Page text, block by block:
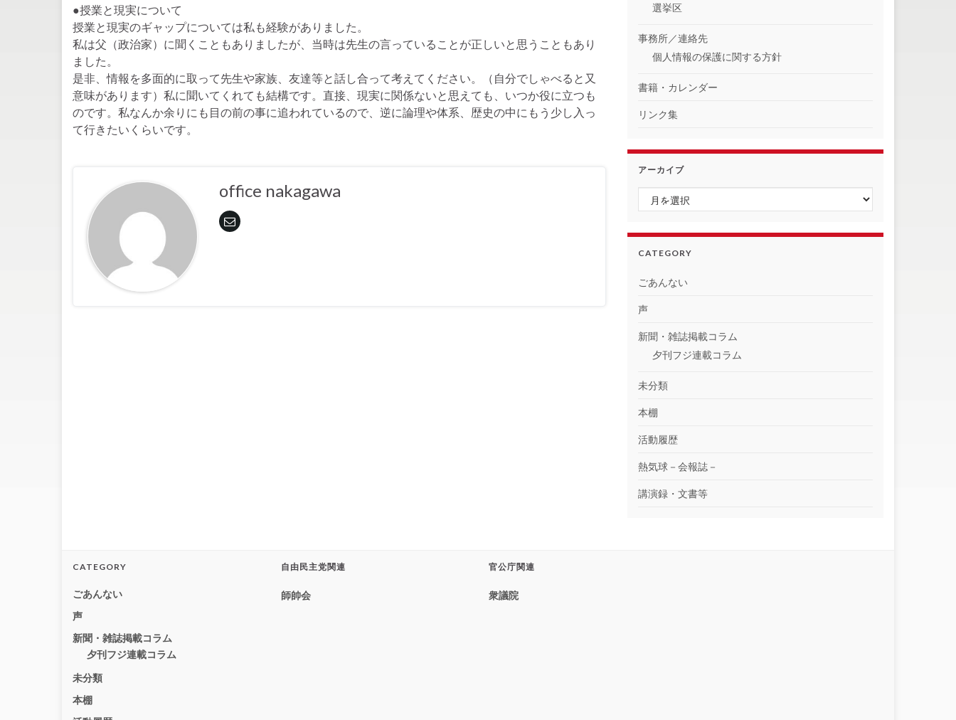
●授業と現実について
授業と現実のギャップについては私も経験がありました。
私は父（政治家）に聞くこともありましたが、当時は先生の言っていることが正しいと思うこともあり
ました。
是非、情報を多面的に取って先生や家族、友達等と話し合って考えてください。（自分でしゃべると又
意味があります）私に聞いてくれても結構です。直接、現実に関係ないと思えても、いつか役に立つも
のです。私なんか余りにも目の前の事に追われているので、逆に論理や体系、歴史の中にもう少し入っ
て行きたいくらいです。
office nakagawa
選挙区
事務所／連絡先
個人情報の保護に関する方針
書籍・カレンダー
リンク集
アーカイブ
アーカイブ
CATEGORY
ごあんない
声
新聞・雑誌掲載コラム
夕刊フジ連載コラム
未分類
本棚
活動履歴
熱気球－会報誌－
講演録・文書等
CATEGORY
ごあんない
声
新聞・雑誌掲載コラム
夕刊フジ連載コラム
未分類
本棚
自由民主党関連
師帥会
官公庁関連
衆議院